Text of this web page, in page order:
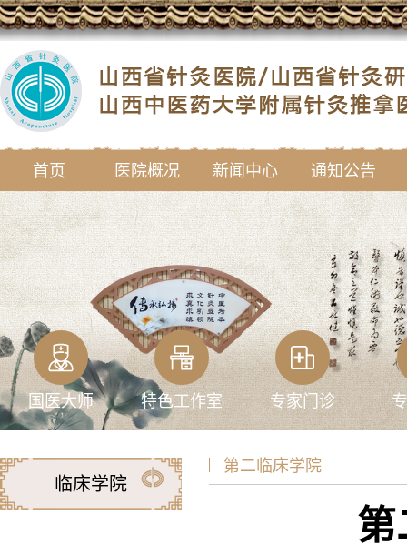
首页 医院概况 新闻中心 通知公告
国医大师 特色工作室 专家门诊
临床学院
第二临床学院
第